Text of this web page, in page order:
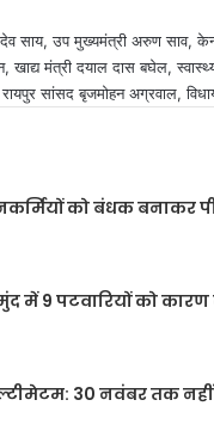
साय, उप मुख्यमंत्री अरुण साव,
मंत्री दयाल दास बघेल, स्वास्थ्य
रायपुर सांसद बृजमोहन अग्रवाल,
को बंधक बनाकर
में 9 पटवारियों को
30 नवंबर तक नहीं